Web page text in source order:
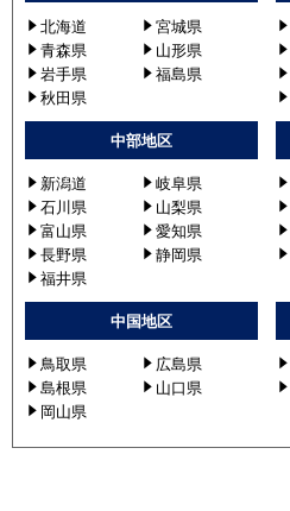
北海道
宮城県
青森県
山形県
岩手県
福島県
秋田県
中部地区
新潟道
岐阜県
石川県
山梨県
富山県
愛知県
長野県
静岡県
福井県
中国地区
鳥取県
広島県
島根県
山口県
岡山県